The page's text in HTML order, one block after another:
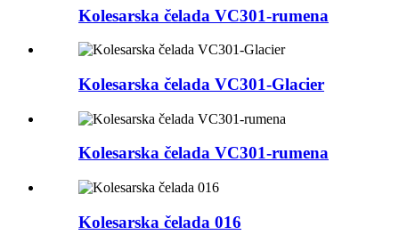
Kolesarska čelada VC301-rumena
Kolesarska čelada VC301-Glacier
Kolesarska čelada VC301-rumena
Kolesarska čelada 016